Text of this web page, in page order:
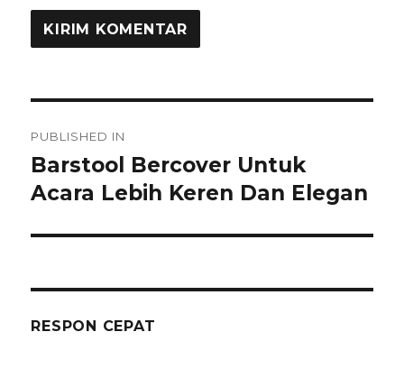
pos
PUBLISHED IN
Barstool Bercover Untuk
Acara Lebih Keren Dan Elegan
RESPON CEPAT